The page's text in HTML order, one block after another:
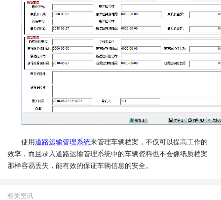
使用道路运输管理系统来管理车辆档案，不仅可以提高工作的
效率，而且录入道路运输管理系统中的车辆资料也不会像纸质档案
那样容易丢失，能有效的保证车辆信息的安全。
相关资讯